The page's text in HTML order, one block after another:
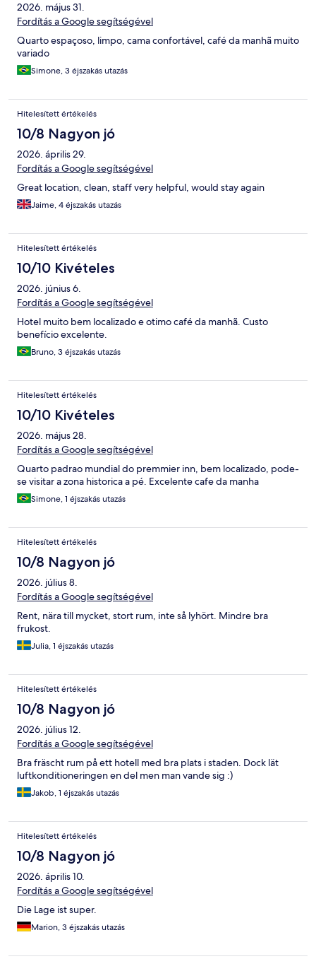
2026. május 31.
Fordítás a Google segítségével
Quarto espaçoso, limpo, cama confortável, café da manhã muito
variado
Simone, 3 éjszakás utazás
Hitelesített értékelés
10/8 Nagyon jó
2026. április 29.
Fordítás a Google segítségével
Great location, clean, staff very helpful, would stay again
Jaime, 4 éjszakás utazás
Hitelesített értékelés
10/10 Kivételes
2026. június 6.
Fordítás a Google segítségével
Hotel muito bem localizado e otimo café da manhã. Custo
benefício excelente.
Bruno, 3 éjszakás utazás
Hitelesített értékelés
10/10 Kivételes
2026. május 28.
Fordítás a Google segítségével
Quarto padrao mundial do premmier inn, bem localizado, pode-
se visitar a zona historica a pé. Excelente cafe da manha
Simone, 1 éjszakás utazás
Hitelesített értékelés
10/8 Nagyon jó
2026. július 8.
Fordítás a Google segítségével
Rent, nära till mycket, stort rum, inte så lyhört. Mindre bra
frukost.
Julia, 1 éjszakás utazás
Hitelesített értékelés
10/8 Nagyon jó
2026. július 12.
Fordítás a Google segítségével
Bra fräscht rum på ett hotell med bra plats i staden. Dock lät
luftkonditioneringen en del men man vande sig :)
Jakob, 1 éjszakás utazás
Hitelesített értékelés
10/8 Nagyon jó
2026. április 10.
Fordítás a Google segítségével
Die Lage ist super.
Marion, 3 éjszakás utazás